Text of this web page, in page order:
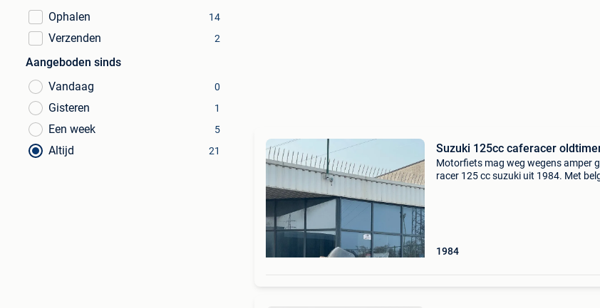
Ophalen
14
Verzenden 2
Aangeboden sinds
Vandaag
0
Gisteren 1
Een week 5
Altijd 21 Suzuki 125cc caferacer
Motorfiets mag weg wegens amper
racer 125 cc suzuki uit 1984. Met
1984